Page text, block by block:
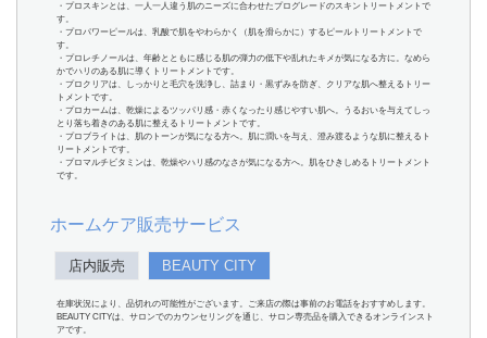
・プロスキンとは、一人一人違う肌のニーズに合わせたプログレードのスキントリートメントで
す。
・プロパワーピールは、乳酸で肌をやわらかく（肌を滑らかに）するピールトリートメントで
す。
・プロレチノールは、年齢とともに感じる肌の弾力の低下や乱れたキメが気になる方に。なめら
かでハリのある肌に導くトリートメントです。
・プロクリアは、しっかりと毛穴を洗浄し、詰まり・黒ずみを防ぎ、クリアな肌へ整えるトリー
トメントです。
・プロカームは、乾燥によるツッパリ感・赤くなったり感じやすい肌へ。うるおいを与えてしっ
とり落ち着きのある肌に整えるトリートメントです。
・プロブライトは、肌のトーンが気になる方へ。肌に潤いを与え、澄み渡るような肌に整えるト
リートメントです。
・プロマルチビタミンは、乾燥やハリ感のなさが気になる方へ。肌をひきしめるトリートメント
です。
ホームケア販売サービス
店内販売 BEAUTY CITY
在庫状況により、品切れの可能性がございます。ご来店の際は事前のお電話をおすすめします。
BEAUTY CITYは、サロンでのカウンセリングを通じ、サロン専売品を購入できるオンラインスト
アです。